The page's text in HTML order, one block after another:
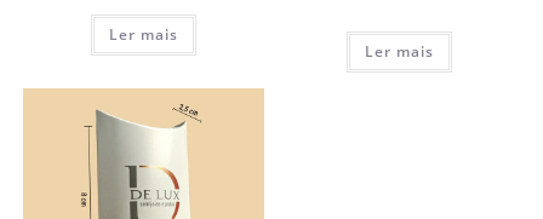
Ler mais
Ler mais